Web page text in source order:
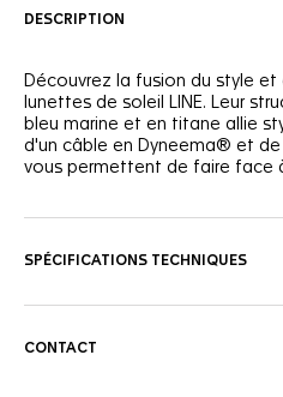
DESCRIPTION
Découvrez la fusion du style
lunettes de soleil LINE. Leur
bleu marine et en titane allie
d'un câble en Dyneema® et de
vous permettent de faire face
titane offre une esthétique
sont dotés de la technologie
SPÉCIFICATIONS TECHNIQUES
CONTACT